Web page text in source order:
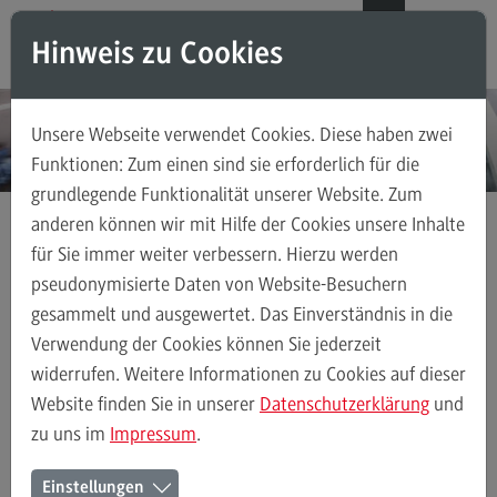
Direkt zum Inhalt
Direkt zum Hauptmenu
Direkt zum Footer
Modul-O-Mat
Masterstudiengänge
Accounting, Controlling, Taxation
Accounting, Controlling, Taxation
Modulangebot
Berufsperspektiven
Kontakt
Advanced Practice in Healthcare
Advanced Practice in Healthcare
Rahmenbedingungen
Veranstaltungen Detail
07.07.2026
Online-
Informationsveranst
Hinweis zu Cookies
Unsere Webseite verwendet Cookies. Diese haben zwei
Funktionen: Zum einen sind sie erforderlich für die
grundlegende Funktionalität unserer Website. Zum
anderen können wir mit Hilfe der Cookies unsere Inhalte
für Sie immer weiter verbessern. Hierzu werden
pseudonymisierte Daten von Website-Besuchern
gesammelt und ausgewertet. Das Einverständnis in die
Verwendung der Cookies können Sie jederzeit
widerrufen. Weitere Informationen zu Cookies auf dieser
Website finden Sie in unserer Datenschutzerklärung und
zu uns im Impressum.
Einstellungen